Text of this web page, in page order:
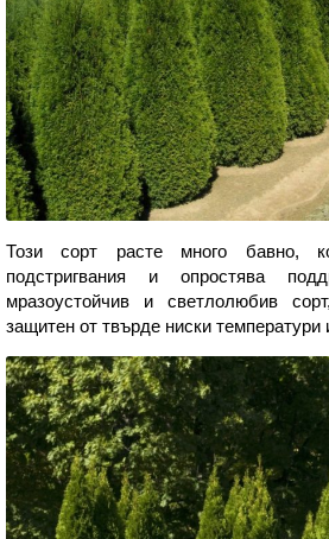
Този сорт расте много бавно,
подстригвания и опростява
мразоустойчив и светлолюбив
защитен от твърде ниски температури